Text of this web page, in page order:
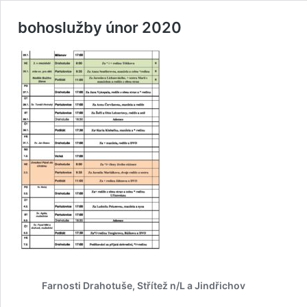
bohoslužby únor 2020
Farnosti Drahotuše, Střítež n/L a Jindřichov